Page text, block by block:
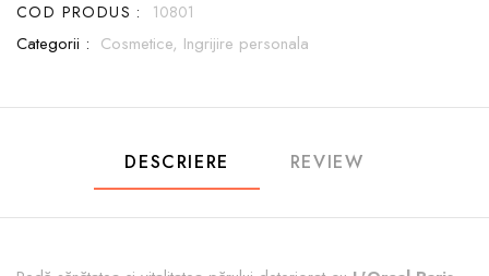
COD PRODUS : 10801
Categorii : Cosmetice, Ingrijire personala
DESCRIERE REVIEW